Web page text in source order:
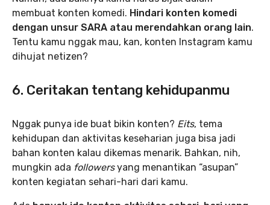
membuat konten komedi. Hindari konten komedi
dengan unsur SARA atau merendahkan orang lain.
Tentu kamu nggak mau, kan, konten Instagram kamu
dihujat netizen?
6. Ceritakan tentang kehidupanmu
Nggak punya ide buat bikin konten? Eits, tema
kehidupan dan aktivitas keseharian juga bisa jadi
bahan konten kalau dikemas menarik. Bahkan, nih,
mungkin ada followersyang menantikan “asupan”
konten kegiatan sehari-hari dari kamu.